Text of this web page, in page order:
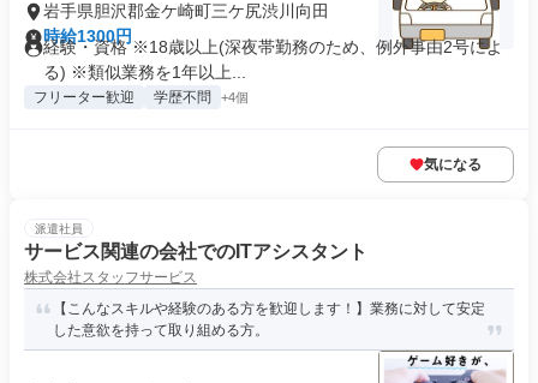
岩手県胆沢郡金ケ崎町三ケ尻渋川向田
時給1300円
経験・資格 ※18歳以上(深夜帯勤務のため、例外事由2号によ
る) ※類似業務を1年以上...
フリーター歓迎 学歴不問 +4個
気になる
派遣社員
サービス関連の会社でのITアシスタント
株式会社スタッフサービス
【こんなスキルや経験のある方を歓迎します！】業務に対して安定
した意欲を持って取り組める方。